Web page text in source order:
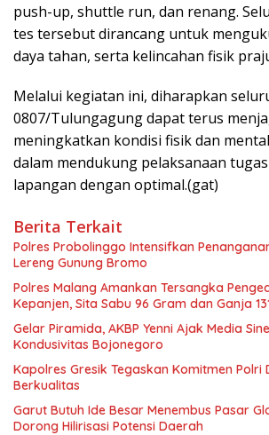
push-up, shuttle run, dan renang.
tes tersebut dirancang untuk
daya tahan, serta kelincahan fisik
Melalui kegiatan ini, diharapkan
0807/Tulungagung dapat terus
meningkatkan kondisi fisik dan
dalam mendukung pelaksanaan
lapangan dengan optimal.(gat)
Berita Terkait
Polres Probolinggo Intensifkan
Lereng Gunung Bromo
Polres Malang Amankan Tersangka
Kepanjen, Sita Sabu 96 Gram dan Ganja
Gelar Piramida, AKBP Yenni Ajak Media
Kondusivitas Bojonegoro
Kapolres Gresik Tegaskan Komitmen Polri
Berkualitas
Garut Butuh Ide Besar Menembus Pasar
Dorong Hilirisasi Potensi Daerah